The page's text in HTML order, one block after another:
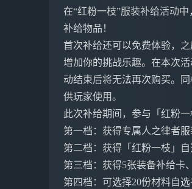
在“红粉一枝”服装补给活动
补给物品！
首次补给还可以免费体验，
增加你的挑战乐趣。在本次
动结束后将无法再次购买。
供玩家使用。
此次补给期间，参与「红粉
第一档：获得专属人之律者服
第二档：获得「红粉一枝」
第三档：获得5张装备补给卡
第四档：可选择20份材料自